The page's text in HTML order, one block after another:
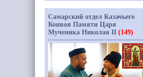
Самарский отдел Казачьего
Конвоя Памяти Царя
Мученика Николая II (149)